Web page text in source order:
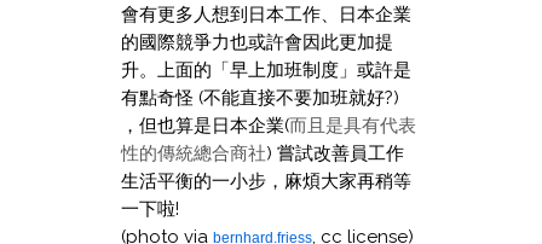
會有更多人想到日本工作、日本企業
的國際競爭力也或許會因此更加提
升。上面的「早上加班制度」或許是
有點奇怪 (不能直接不要加班就好?)
，但也算是日本企業(而且是具有代表
性的傳統總合商社) 嘗試改善員工作
生活平衡的一小步，麻煩大家再稍等
一下啦!
(photo via bernhard.friess, cc license)